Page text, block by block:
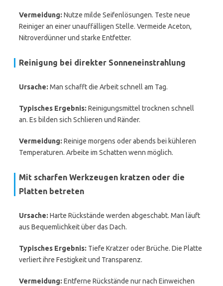
Vermeidung: Nutze milde Seifenlösungen. Teste neue
Reiniger an einer unauffälligen Stelle. Vermeide Aceton,
Nitroverdünner und starke Entfetter.
Reinigung bei direkter Sonneneinstrahlung
Ursache: Man schafft die Arbeit schnell am Tag.
Typisches Ergebnis: Reinigungsmittel trocknen schnell
an. Es bilden sich Schlieren und Ränder.
Vermeidung: Reinige morgens oder abends bei kühleren
Temperaturen. Arbeite im Schatten wenn möglich.
Mit scharfen Werkzeugen kratzen oder die
Platten betreten
Ursache: Harte Rückstände werden abgeschabt. Man läuft
aus Bequemlichkeit über das Dach.
Typisches Ergebnis: Tiefe Kratzer oder Brüche. Die Platte
verliert ihre Festigkeit und Transparenz.
Vermeidung: Entferne Rückstände nur nach Einweichen